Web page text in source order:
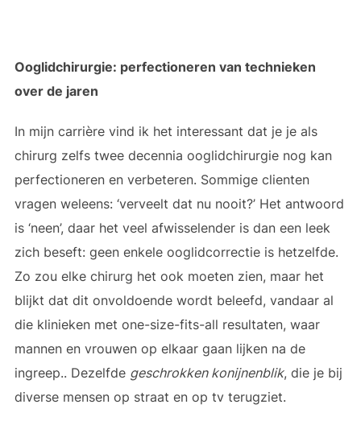
Ooglidchirurgie: perfectioneren van technieken
over de jaren
In mijn carrière vind ik het interessant dat je je als
chirurg zelfs twee decennia ooglidchirurgie nog kan
perfectioneren en verbeteren. Sommige clienten
vragen weleens: ‘verveelt dat nu nooit?’ Het antwoord
is ‘neen’, daar het veel afwisselender is dan een leek
zich beseft: geen enkele ooglidcorrectie is hetzelfde.
Zo zou elke chirurg het ook moeten zien, maar het
blijkt dat dit onvoldoende wordt beleefd, vandaar al
die klinieken met one-size-fits-all resultaten, waar
mannen en vrouwen op elkaar gaan lijken na de
ingreep.. Dezelfde geschrokken konijnenblik, die je bij
diverse mensen op straat en op tv terugziet.